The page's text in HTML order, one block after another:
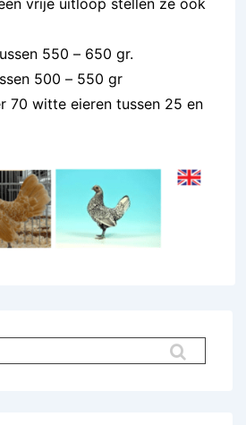
vrije uitloop stellen ze ook
550 – 650 gr.
500 – 550 gr
70 witte eieren tussen 25 en